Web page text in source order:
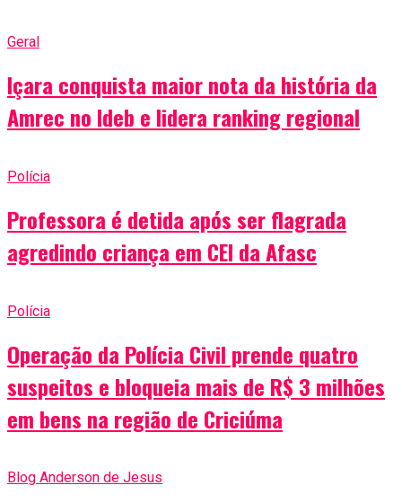
Geral
Içara conquista maior nota da história da
Amrec no Ideb e lidera ranking regional
Polícia
Professora é detida após ser flagrada
agredindo criança em CEI da Afasc
Polícia
Operação da Polícia Civil prende quatro
suspeitos e bloqueia mais de R$ 3 milhões
em bens na região de Criciúma
Blog Anderson de Jesus